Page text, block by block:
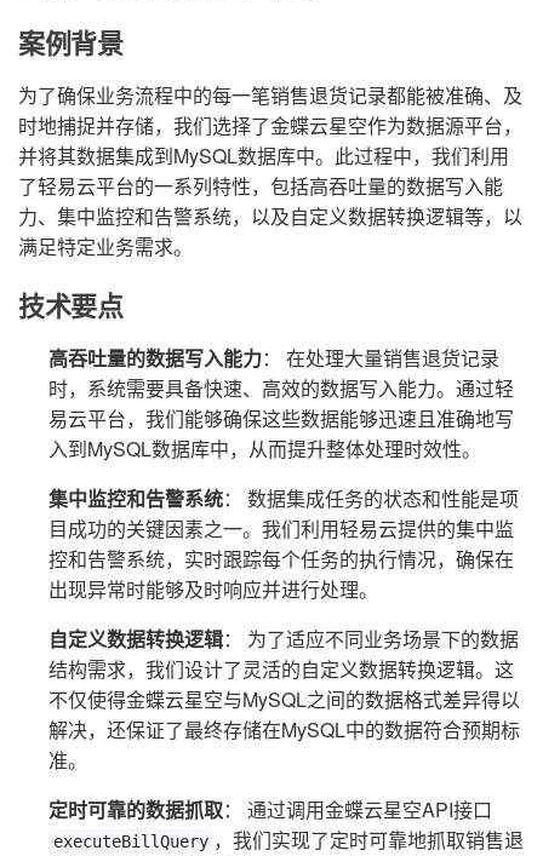
案例背景
为了确保业务流程中的每一笔销售退货记录都能被准确、及
时地捕捉并存储，我们选择了金蝶云星空作为数据源平台，
并将其数据集成到MySQL数据库中。此过程中，我们利用
了轻易云平台的一系列特性，包括高吞吐量的数据写入能
力、集中监控和告警系统，以及自定义数据转换逻辑等，以
满足特定业务需求。
技术要点
高吞吐量的数据写入能力： 在处理大量销售退货记录
时，系统需要具备快速、高效的数据写入能力。通过轻
易云平台，我们能够确保这些数据能够迅速且准确地写
入到MySQL数据库中，从而提升整体处理时效性。
集中监控和告警系统： 数据集成任务的状态和性能是项
目成功的关键因素之一。我们利用轻易云提供的集中监
控和告警系统，实时跟踪每个任务的执行情况，确保在
出现异常时能够及时响应并进行处理。
自定义数据转换逻辑： 为了适应不同业务场景下的数据
结构需求，我们设计了灵活的自定义数据转换逻辑。这
不仅使得金蝶云星空与MySQL之间的数据格式差异得以
解决，还保证了最终存储在MySQL中的数据符合预期标
准。
定时可靠的数据抓取： 通过调用金蝶云星空API接口
executeBillQuery ，我们实现了定时可靠地抓取销售退